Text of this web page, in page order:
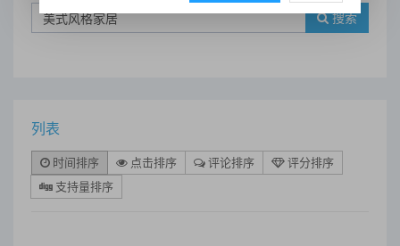
搜索
列表
时间排序 点击排序 评论排序
评分排序
支持量排序